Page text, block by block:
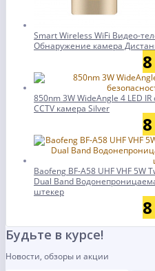
Smart Wireless WiFi Видео-
Обнаружение камера
850nm 3W WideAngle 4 LED
CCTV камера Silver
Baofeng BF-A58 UHF VHF 5W
Dual Band
штекер
Будьте в курсе!
Новости, обзоры и акции